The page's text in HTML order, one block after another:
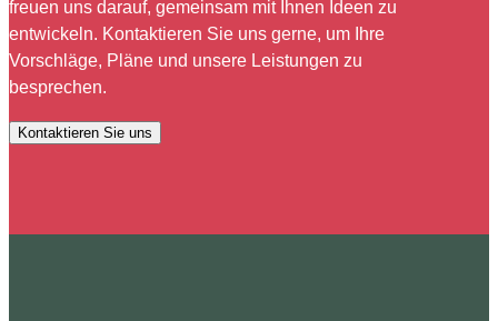
freuen uns darauf, gemeinsam mit Ihnen Ideen zu
entwickeln. Kontaktieren Sie uns gerne, um Ihre
Vorschläge, Pläne und unsere Leistungen zu
besprechen.
Kontaktieren Sie uns